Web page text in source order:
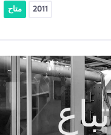
متاح 2011
تباع